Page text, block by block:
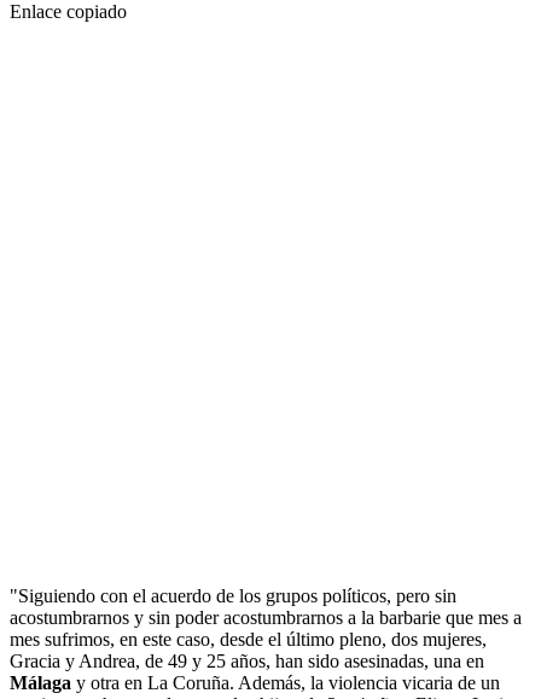
Enlace copiado
"Siguiendo con el acuerdo de los grupos políticos, pero sin
acostumbrarnos y sin poder acostumbrarnos a la barbarie que mes a
mes sufrimos, en este caso, desde el último pleno, dos mujeres,
Gracia y Andrea, de 49 y 25 años, han sido asesinadas, una en
Málaga y otra en La Coruña. Además, la violencia vicaria de un